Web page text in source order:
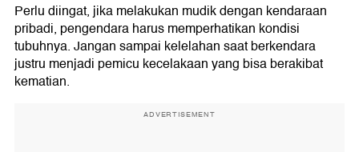
Perlu diingat, jika melakukan mudik dengan kendaraan
pribadi, pengendara harus memperhatikan kondisi
tubuhnya. Jangan sampai kelelahan saat berkendara
justru menjadi pemicu kecelakaan yang bisa berakibat
kematian.
ADVERTISEMENT